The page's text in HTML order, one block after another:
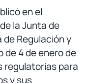
en el
la Junta de
de Regulación y
de 4 de enero de
regulatorias para
y sus